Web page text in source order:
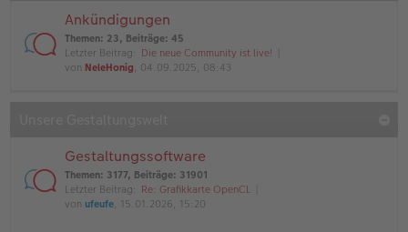
Ankündigungen
Themen: 23, Beiträge: 45
Letzter Beitrag: Die neue Community ist live!
von NeleHonig, 04.09.2025, 08:43
Gestaltungssoftware
Themen: 3177, Beiträge: 31901
Letzter Beitrag: Re: Grafikkarte OpenCL
von ufeufe, 15.01.2026, 15:20